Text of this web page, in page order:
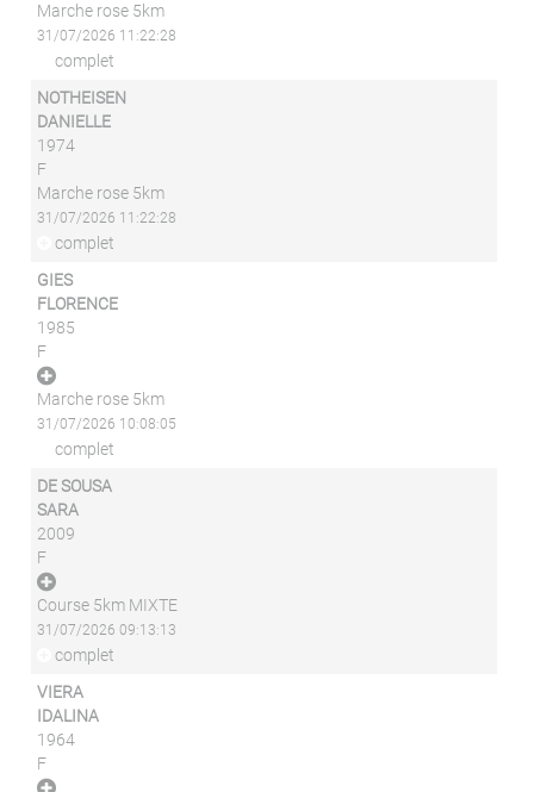
Marche rose 5km
31/07/2026 11:22:28
complet
NOTHEISEN
DANIELLE
1974
F
Marche rose 5km
31/07/2026 11:22:28
complet
GIES
FLORENCE
1985
F
Marche rose 5km
31/07/2026 10:08:05
complet
DE SOUSA
SARA
2009
F
Course 5km MIXTE
31/07/2026 09:13:13
complet
VIERA
IDALINA
1964
F